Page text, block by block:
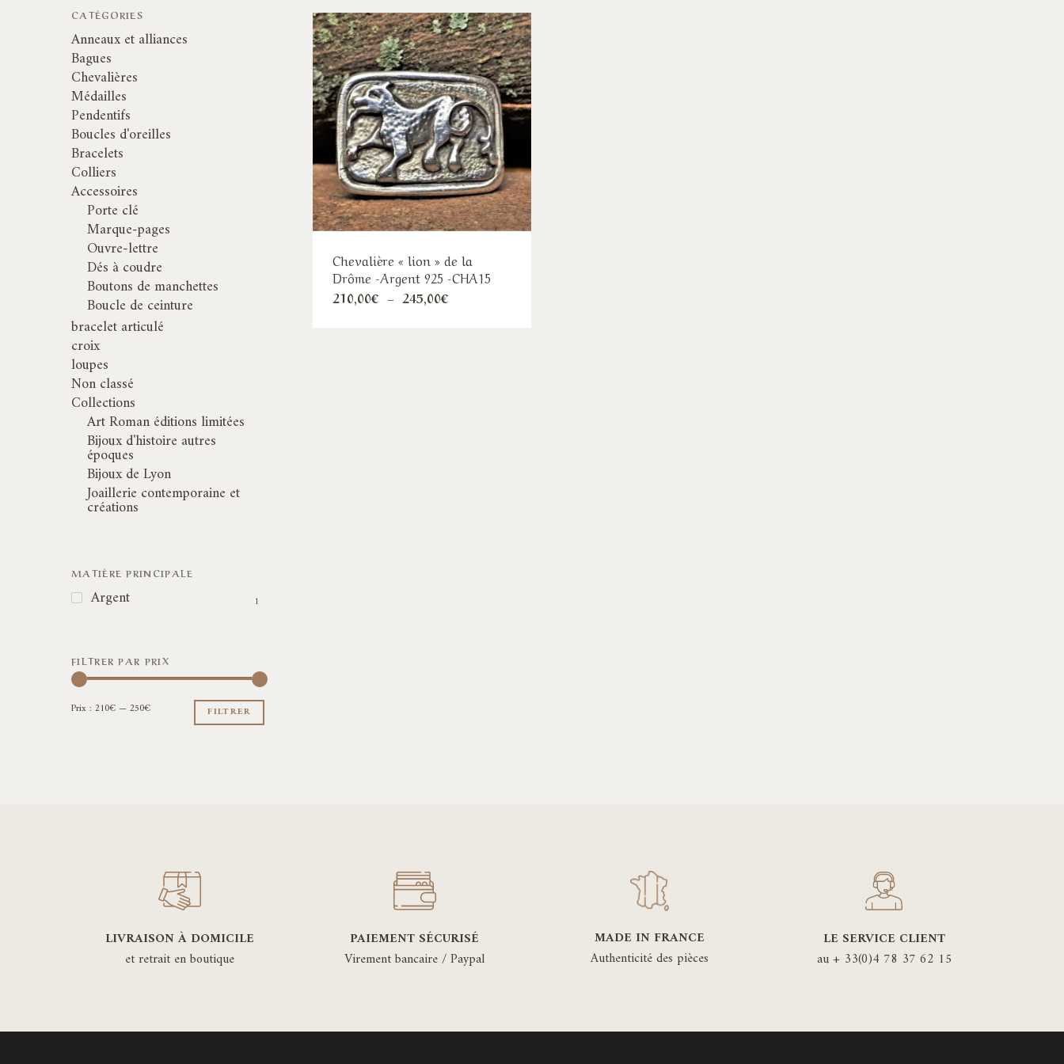
CATÉGORIES
Anneaux et alliances
Bagues
Chevalières
Médailles
Pendentifs
Boucles d'oreilles
Bracelets
Colliers
Accessoires
Porte clé
Marque-pages
Ouvre-lettre
Dés à coudre
Boutons de manchettes
Boucle de ceinture
bracelet articulé
croix
loupes
Non classé
Collections
Art Roman éditions limitées
Bijoux d'histoire autres
époques
Bijoux de Lyon
Joaillerie contemporaine et
créations
MATIÈRE PRINCIPALE
Argent 1
FILTRER PAR PRIX
Prix
Prix
FILTRER
Prix : 210€—250€
Chevalière « lion » de la
Drôme -Argent 925 -CHA15
210,00€ – 245,00€
LIVRAISON À DOMICILE
et retrait en boutique
PAIEMENT SÉCURISÉ
Virement bancaire / Paypal
MADE IN FRANCE
Authenticité des pièces
LE SERVICE CLIENT
au + 33(0)4 78 37 62 15